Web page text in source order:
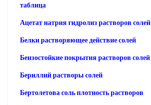
таблица
Ацетат натрия гидролиз растворов солей
Белки растворяющее действие солей
Бензостойкие покрытия растворов солей
Бериллий растворы солей
Бертолетова соль плотность растворов